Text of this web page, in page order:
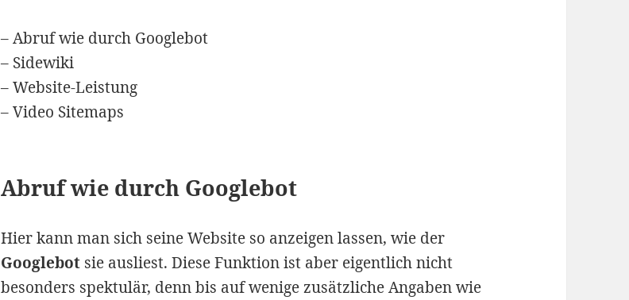
– Abruf wie durch Googlebot
– Sidewiki
– Website-Leistung
– Video Sitemaps
Abruf wie durch Googlebot
Hier kann man sich seine Website so anzeigen lassen, wie der
Googlebot sie ausliest. Diese Funktion ist aber eigentlich nicht
besonders spektulär, denn bis auf wenige zusätzliche Angaben wie